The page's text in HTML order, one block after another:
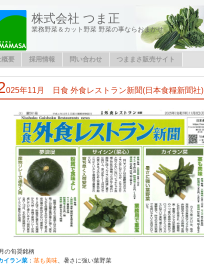
株式会社 つま正
業務野菜＆カット野菜 野菜の事ならおまかせ
概要 採用情報 問い合わせ つままさ販売サイト
025年11月 日食 外食レストラン新聞(日本食糧新聞社)
の旬奨銘柄
イラン菜 ： 茎も美味 、暑さに強い葉野菜